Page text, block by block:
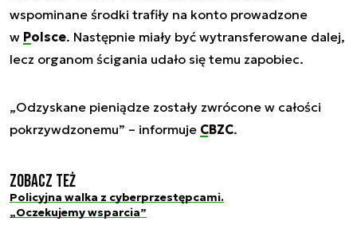
wspominane środki trafiły na konto prowadzone
w Polsce. Następnie miały być wytransferowane dalej,
lecz organom ścigania udało się temu zapobiec.
„Odzyskane pieniądze zostały zwrócone w całości
pokrzywdzonemu” – informuje CBZC.
Zobacz też
Policyjna walka z cyberprzestępcami.
„Oczekujemy wsparcia”